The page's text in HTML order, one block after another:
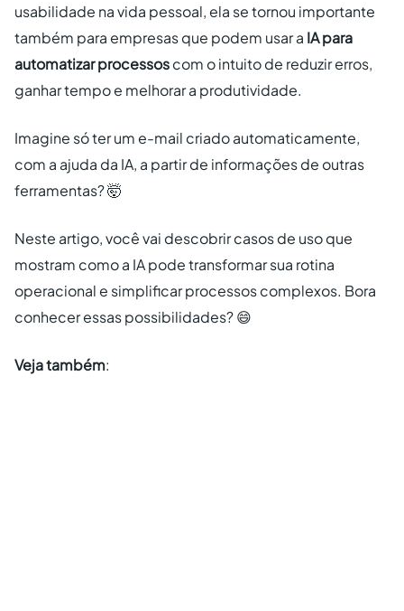
usabilidade na vida pessoal, ela se tornou importante
também para empresas que podem usar a IA para
automatizar processoscom o intuito de reduzir erros,
ganhar tempo e melhorar a produtividade.
Imagine só ter um e-mail criado automaticamente,
com a ajuda da IA, a partir de informações de outras
ferramentas? 🤯
Neste artigo, você vai descobrir casos de uso que
mostram como a IA pode transformar sua rotina
operacional e simplificar processos complexos. Bora
conhecer essas possibilidades? 😄
Veja também: